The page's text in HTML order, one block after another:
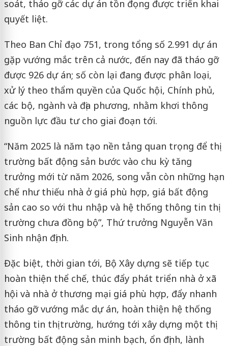
soát, tháo gỡ các dự án tồn đọng được triển khai
quyết liệt.
Theo Ban Chỉ đạo 751, trong tổng số 2.991 dự án
gặp vướng mắc trên cả nước, đến nay đã tháo gỡ
được 926 dự án; số còn lại đang được phân loại,
xử lý theo thẩm quyền của Quốc hội, Chính phủ,
các bộ, ngành và địa phương, nhằm khơi thông
nguồn lực đầu tư cho giai đoạn tới.
“Năm 2025 là năm tạo nền tảng quan trọng để thị
trường bất động sản bước vào chu kỳ tăng
trưởng mới từ năm 2026, song vẫn còn những hạn
chế như thiếu nhà ở giá phù hợp, giá bất động
sản cao so với thu nhập và hệ thống thông tin thị
trường chưa đồng bộ”, Thứ trưởng Nguyễn Văn
Sinh nhận định.
Đặc biệt, thời gian tới, Bộ Xây dựng sẽ tiếp tục
hoàn thiện thể chế, thúc đẩy phát triển nhà ở xã
hội và nhà ở thương mại giá phù hợp, đẩy nhanh
tháo gỡ vướng mắc dự án, hoàn thiện hệ thống
thông tin thị trường, hướng tới xây dựng một thị
trường bất động sản minh bạch, ổn định, lành